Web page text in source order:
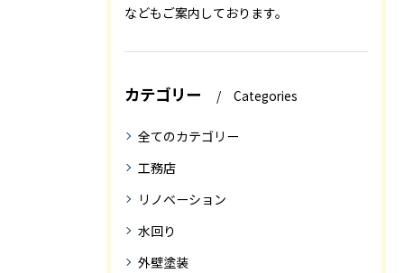
などもご案内しております。
カテゴリー Categories
全てのカテゴリー
工務店
リノベーション
水回り
外壁塗装